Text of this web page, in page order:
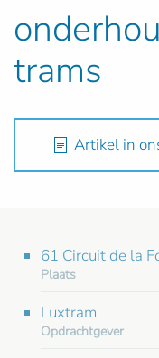
trams
Artikel in
61 Circuit de la
Plaats
Luxtram
Opdrachtgever